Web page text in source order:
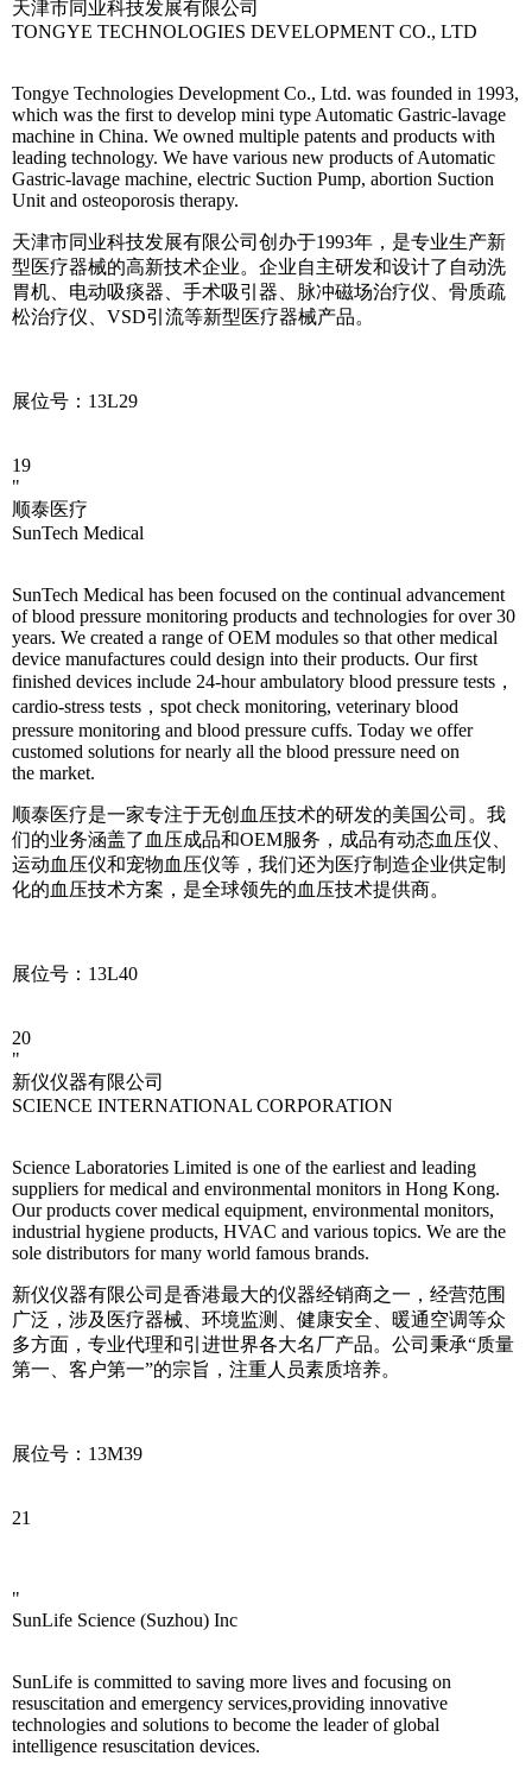
天津市同业科技发展有限公司
TONGYE TECHNOLOGIES DEVELOPMENT CO., LTD
Tongye Technologies Development Co., Ltd. was founded in 1993,
which was the first to develop mini type Automatic Gastric-lavage
machine in China. We owned multiple patents and products with
leading technology. We have various new products of Automatic
Gastric-lavage machine, electric Suction Pump, abortion Suction
Unit and osteoporosis therapy.
天津市同业科技发展有限公司创办于1993年，是专业生产新
型医疗器械的高新技术企业。企业自主研发和设计了自动洗
胃机、电动吸痰器、手术吸引器、脉冲磁场治疗仪、骨质疏
松治疗仪、VSD引流等新型医疗器械产品。
展位号：13L29
19
"
顺泰医疗
SunTech Medical
SunTech Medical has been focused on the continual advancement
of blood pressure monitoring products and technologies for over 30
years. We created a range of OEM modules so that other medical
device manufactures could design into their products. Our first
finished devices include 24-hour ambulatory blood pressure tests，
cardio-stress tests，spot check monitoring, veterinary blood
pressure monitoring and blood pressure cuffs. Today we offer
customed solutions for nearly all the blood pressure need on
the market.
顺泰医疗是一家专注于无创血压技术的研发的美国公司。我
们的业务涵盖了血压成品和OEM服务，成品有动态血压仪、
运动血压仪和宠物血压仪等，我们还为医疗制造企业供定制
化的血压技术方案，是全球领先的血压技术提供商。
展位号：13L40
20
"
新仪仪器有限公司
SCIENCE INTERNATIONAL CORPORATION
Science Laboratories Limited is one of the earliest and leading
suppliers for medical and environmental monitors in Hong Kong.
Our products cover medical equipment, environmental monitors,
industrial hygiene products, HVAC and various topics. We are the
sole distributors for many world famous brands.
新仪仪器有限公司是香港最大的仪器经销商之一，经营范围
广泛，涉及医疗器械、环境监测、健康安全、暖通空调等众
多方面，专业代理和引进世界各大名厂产品。公司秉承“质量
第一、客户第一”的宗旨，注重人员素质培养。
展位号：13M39
21
"
SunLife Science (Suzhou) Inc
SunLife is committed to saving more lives and focusing on
resuscitation and emergency services,providing innovative
technologies and solutions to become the leader of global
intelligence resuscitation devices.